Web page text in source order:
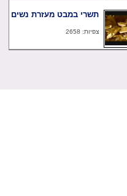
תשרי במבט מעזרת נשים
צפיות: 2658